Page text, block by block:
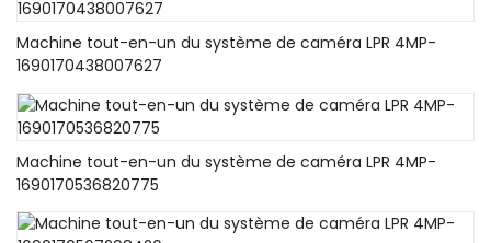
Machine tout-en-un du système de caméra LPR 4MP-
1690170438007627
Machine tout-en-un du système de caméra LPR 4MP-
1690170536820775